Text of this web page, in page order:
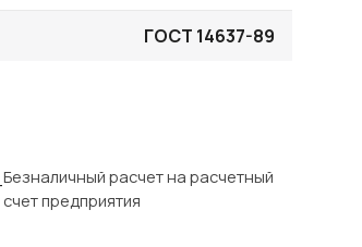
ГОСТ 14637-89
Безналичный расчет на расчетный
счет предприятия